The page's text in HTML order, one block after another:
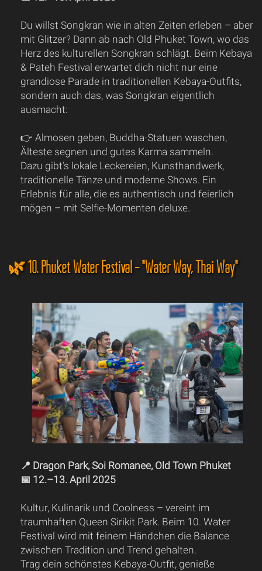
Du willst Songkran wie in alten Zeiten erleben – aber
mit Glitzer? Dann ab nach Old Phuket Town, wo das
Herz des kulturellen Songkran schlägt. Beim Kebaya
& Pateh Festival erwartet dich nicht nur eine
grandiose Parade in traditionellen Kebaya-Outfits,
sondern auch das, was Songkran eigentlich
ausmacht:
👉 Almosen geben, Buddha-Statuen waschen,
Älteste segnen und gutes Karma sammeln.
Dazu gibt’s lokale Leckereien, Kunsthandwerk,
traditionelle Tänze und moderne Shows. Ein
Erlebnis für alle, die es authentisch und feierlich
mögen – mit Selfie-Momenten deluxe.
🌿 10. Phuket Water Festival – "Water Way, Thai Way"
📍 Dragon Park, Soi Romanee, Old Town Phuket
📅 12.–13. April 2025
Kultur, Kulinarik und Coolness – vereint im
traumhaften Queen Sirikit Park. Beim 10. Water
Festival wird mit feinem Händchen die Balance
zwischen Tradition und Trend gehalten.
Trag dein schönstes Kebaya-Outfit, genieße